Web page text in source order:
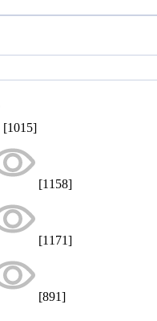
[1015]
[1158]
[1171]
[891]